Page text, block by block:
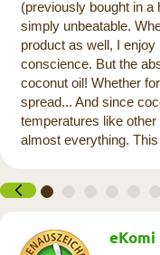
(previously bought in a
simply unbeatable.
product as well, I
conscience. But the
coconut oil! Whether
spread... And since
temperatures like
almost everything.
eKomi